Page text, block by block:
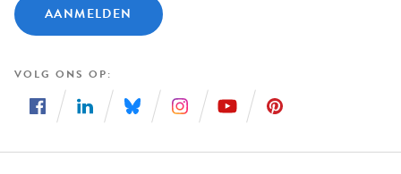
AANMELDEN
VOLG ONS OP
ons
ons
ons
ons
ons
ons